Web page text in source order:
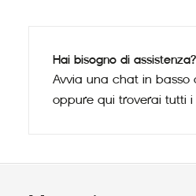
Hai bisogno di assistenza?
Avvia una chat in basso
oppure qui troverai tutti i